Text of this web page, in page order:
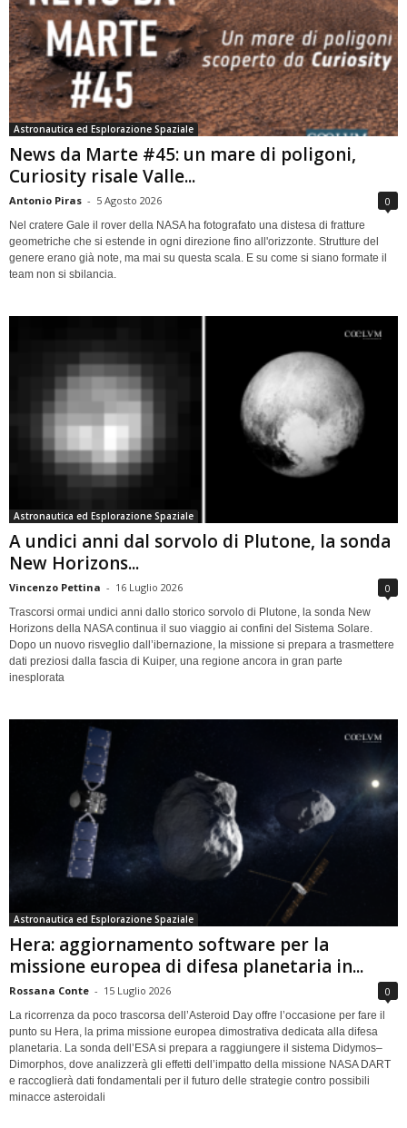
Astronautica ed Esplorazione Spaziale
News da Marte #45: un mare di poligoni,
Curiosity risale Valle...
Antonio Piras - 5 Agosto 2026 0
Nel cratere Gale il rover della NASA ha fotografato una distesa di fratture
geometriche che si estende in ogni direzione fino all'orizzonte. Strutture del
genere erano già note, ma mai su questa scala. E su come si siano formate il
team non si sbilancia.
Astronautica ed Esplorazione Spaziale
A undici anni dal sorvolo di Plutone, la sonda
New Horizons...
Vincenzo Pettina - 16 Luglio 2026 0
Trascorsi ormai undici anni dallo storico sorvolo di Plutone, la sonda New
Horizons della NASA continua il suo viaggio ai confini del Sistema Solare.
Dopo un nuovo risveglio dall’ibernazione, la missione si prepara a trasmettere
dati preziosi dalla fascia di Kuiper, una regione ancora in gran parte
inesplorata
Astronautica ed Esplorazione Spaziale
Hera: aggiornamento software per la
missione europea di difesa planetaria in...
Rossana Conte - 15 Luglio 2026 0
La ricorrenza da poco trascorsa dell’Asteroid Day offre l’occasione per fare il
punto su Hera, la prima missione europea dimostrativa dedicata alla difesa
planetaria. La sonda dell’ESA si prepara a raggiungere il sistema Didymos–
Dimorphos, dove analizzerà gli effetti dell’impatto della missione NASA DART
e raccoglierà dati fondamentali per il futuro delle strategie contro possibili
minacce asteroidali